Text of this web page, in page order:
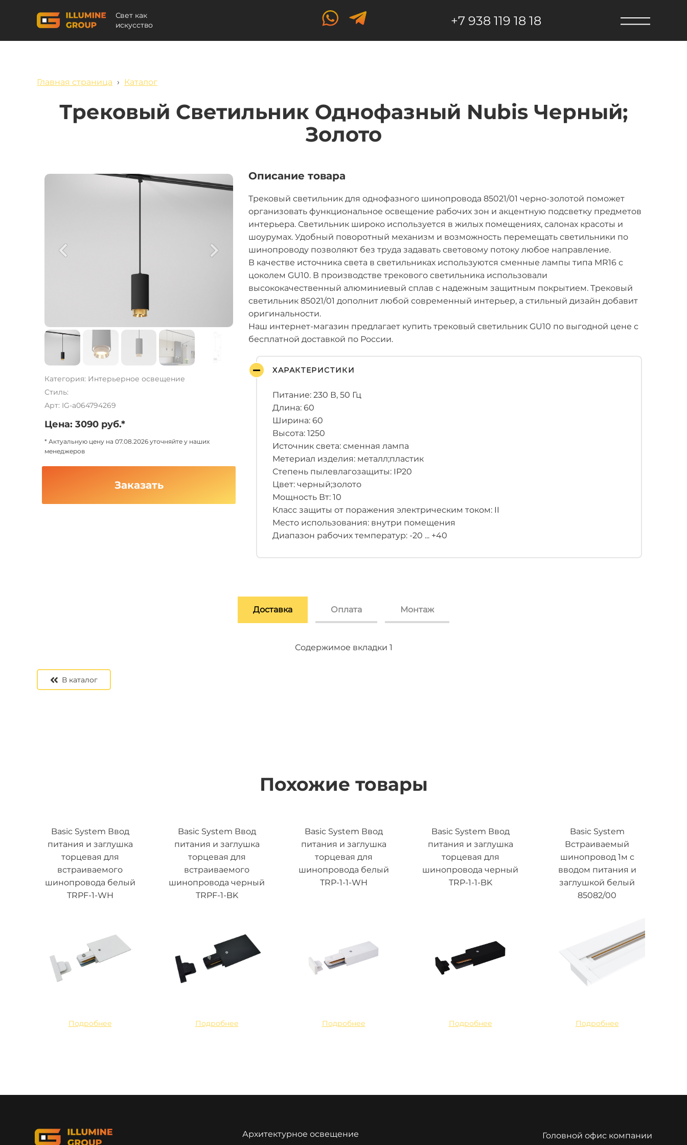
Свет как
искусство
+7 938 119 18 18
Главная страница › Каталог
Трековый Светильник Однофазный Nubis Черный;
Золото
Категория: Интерьерное освещение
Стиль:
Арт: IG-a064794269
Цена: 3090 руб.*
* Актуальную цену на 07.08.2026 уточняйте у наших
менеджеров
Заказать
Описание товара
Трековый светильник для однофазного шинопровода 85021/01 черно-золотой поможет
организовать функциональное освещение рабочих зон и акцентную подсветку предметов
интерьера. Светильник широко используется в жилых помещениях, салонах красоты и
шоурумах. Удобный поворотный механизм и возможность перемещать светильники по
шинопроводу позволяют без труда задавать световому потоку любое направление.
В качестве источника света в светильниках используются сменные лампы типа MR16 с
цоколем GU10. В производстве трекового светильника использовали
высококачественный алюминиевый сплав с надежным защитным покрытием. Трековый
светильник 85021/01 дополнит любой современный интерьер, а стильный дизайн добавит
оригинальности.
Наш интернет-магазин предлагает купить трековый светильник GU10 по выгодной цене с
бесплатной доставкой по России.
ХАРАКТЕРИСТИКИ
Питание: 230 В, 50 Гц
Длина: 60
Ширина: 60
Высота: 1250
Источник света: сменная лампа
Метериал изделия: металл;пластик
Степень пылевлагозащиты: IP20
Цвет: черный;золото
Мощность Вт: 10
Класс защиты от поражения электрическим током: II
Место использования: внутри помещения
Диапазон рабочих температур: -20 ... +40
Доставка Оплата Монтаж
Содержимое вкладки 1
Содержимое вкладки 2
Содержимое вкладки 3
В каталог
Похожие товары
Basic System Ввод
питания и заглушка
торцевая для
встраиваемого
шинопровода белый
TRPF-1-WH
Подробнее
Basic System Ввод
питания и заглушка
торцевая для
встраиваемого
шинопровода черный
TRPF-1-BK
Подробнее
Basic System Ввод
питания и заглушка
торцевая для
шинопровода белый
TRP-1-1-WH
Подробнее
Basic System Ввод
питания и заглушка
торцевая для
шинопровода черный
TRP-1-1-BK
Подробнее
Basic System
Встраиваемый
шинопровод 1м с
вводом питания и
заглушкой белый
85082/00
Подробнее
Архитектурное освещение Головной офис компании